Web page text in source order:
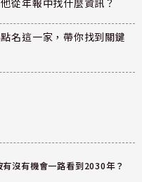
名這一家，帶你找到關鍵
沒有機會一路看到2030年？